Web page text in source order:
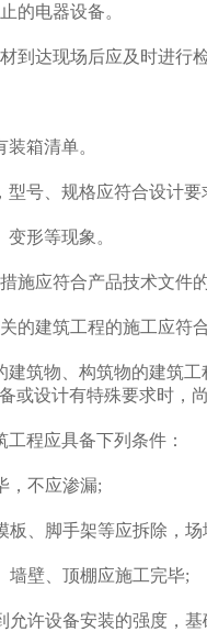
电器设备。
现场后应及时进行检查验
清单。
、规格应符合设计要求;
等现象。
应符合产品技术文件的要
建筑工程的施工应符合
物、构筑物的建
设计有特殊要求时，尚
程应具备下列条件：
，不应渗漏;
、脚手架等应拆除，
壁、顶棚应施工完毕;
设备安装的强度，